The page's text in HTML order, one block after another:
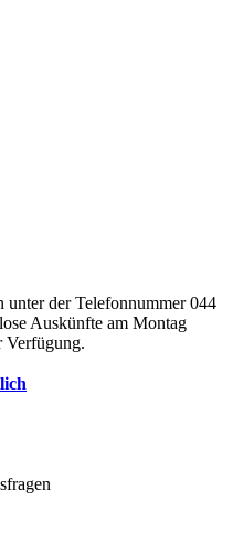
der Telefonnummer 044
Auskünfte am Montag
Verfügung.